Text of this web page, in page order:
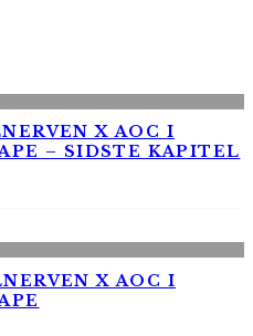
X AOC I
– SIDSTE KAPITEL
X AOC I